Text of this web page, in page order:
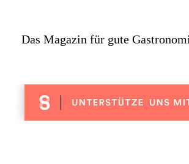
Das Magazin für gute